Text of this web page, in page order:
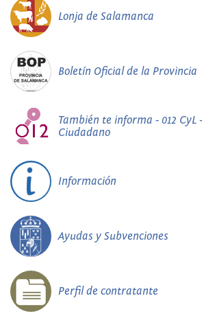
Lonja de Salamanca
Boletín Oficial de la Provincia
También te informa - 012 CyL
Ciudadano
Información
Ayudas y Subvenciones
Perfil de contratante